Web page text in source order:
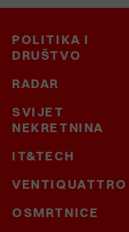
POLITIKA I
DRUŠTVO
RADAR
SVIJET
NEKRETNINA
IT&TECH
VENTIQUATTRO
OSMRTNICE